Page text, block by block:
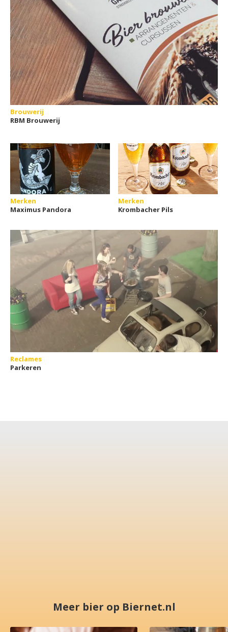
Brouwerij
RBM Brouwerij
Merken
Maximus Pandora
Merken
Krombacher Pils
Reclames
Parkeren
Meer bier op Biernet.nl